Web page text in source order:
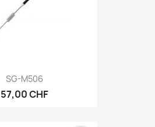
SG-M506
57,00 CHF